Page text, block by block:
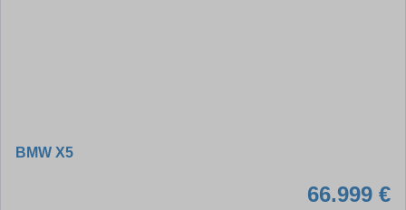
BMW X5
66.999 €